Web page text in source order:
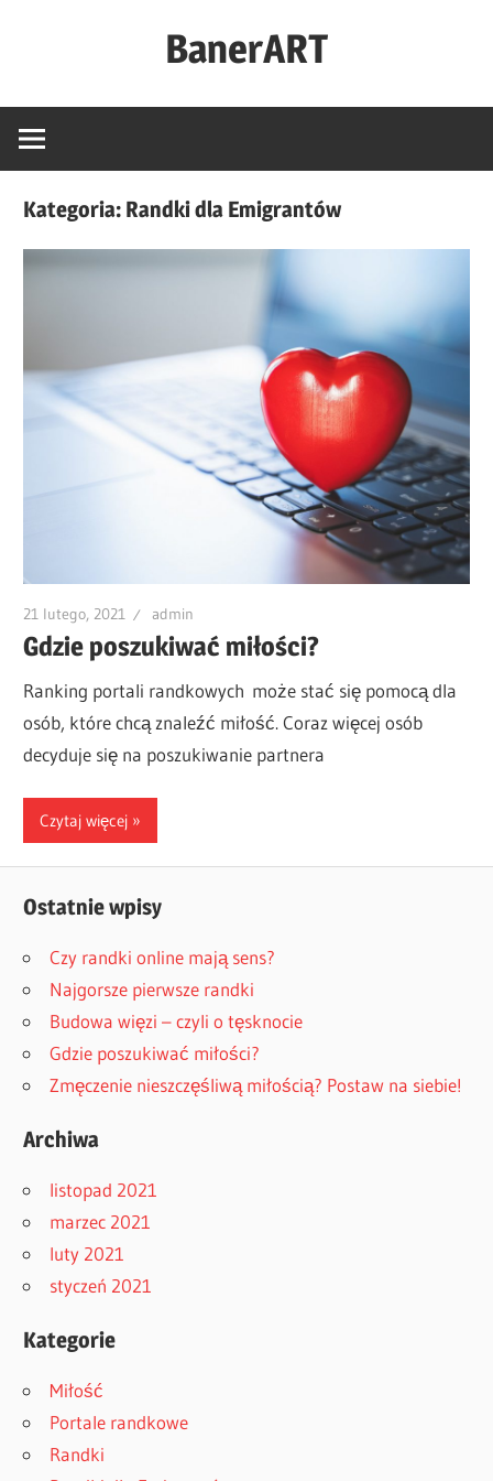
BanerART
Kategoria: Randki dla Emigrantów
21 lutego, 2021 admin
Gdzie poszukiwać miłości?
Ranking portali randkowych może stać się pomocą dla
osób, które chcą znaleźć miłość. Coraz więcej osób
decyduje się na poszukiwanie partnera
Czytaj więcej
Ostatnie wpisy
Czy randki online mają sens?
Najgorsze pierwsze randki
Budowa więzi – czyli o tęsknocie
Gdzie poszukiwać miłości?
Zmęczenie nieszczęśliwą miłością? Postaw na siebie!
Archiwa
listopad 2021
marzec 2021
luty 2021
styczeń 2021
Kategorie
Miłość
Portale randkowe
Randki